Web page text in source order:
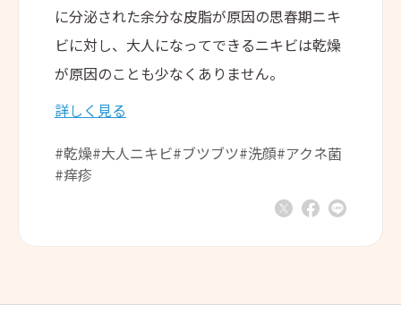
に分泌された余分な皮脂が原因の思春期ニキ
ビに対し、大人になってできるニキビは乾燥
が原因のことも少なくありません。
詳しく見る
#乾燥#大人ニキビ#ブツブツ#洗顔#アクネ菌
#痒疹